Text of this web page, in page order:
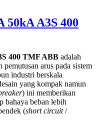
50kA A3S 400
400 TMF ABB adalah
arus pada sistem
industri berskala
yang kompak namun
) ini memberikan
bahaya beban lebih
(short circuit/